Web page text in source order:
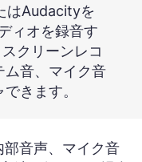
はAudacityを
ィオを録音す
クリーンレコ
ム音、マイク音
きます。
音声、マイク音